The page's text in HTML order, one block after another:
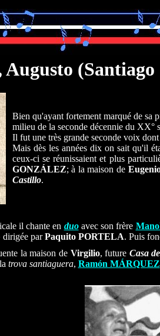
(Santiago
Bien qu'ayant fortement marqué de sa
milieu de la seconde décennie du XX°
Il fut une très grande seconde voix
Mais dès les années dix on sait qu'il
ceux-ci se réunissaient et plus
GONZÁLEZ; à la maison de
Castillo.
il chante en duoavec son frère
dirigée parPaquito PORTELA. Puis
la maison de Virgilio, future Casa
trova santiaguera, Ramón MÁRQUEZ